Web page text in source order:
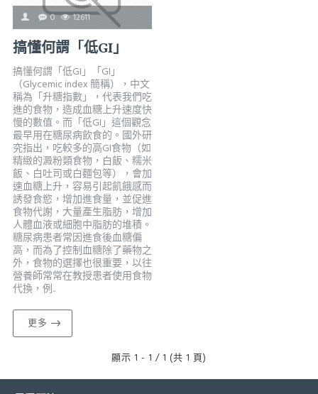
0 12611
搞懂何謂「低GI」
搞懂何謂「低GI」「GI」
（Glycemic index 簡稱），中文
稱為「升糖指數」，代表我們吃
進的食物，造成血糖上升速度快
慢的數值。而「低GI」這個觀念
最早用在糖尿病飲食的。國外研
究指出，吃較多的高GI食物（如
精緻的澱粉類食物，白飯、糯米
飯、白吐司或白麵包等），會加
速血糖上升，容易引起飢餓感而
誘發食慾，增加進食量，並促進
食物代謝，大量產生脂肪，增加
人體血液或細胞中脂肪的堆積。
糖尿病患者常因進食後血糖偏
高，而為了控制血糖除了藥物之
外，食物的選擇也很重要，以往
營養師常常在教授患者使用食物
代換，例..
更多
顯示 1 - 1 / 1 (共 1 頁)